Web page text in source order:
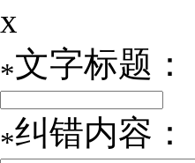
x
*文字标题：
*纠错内容：